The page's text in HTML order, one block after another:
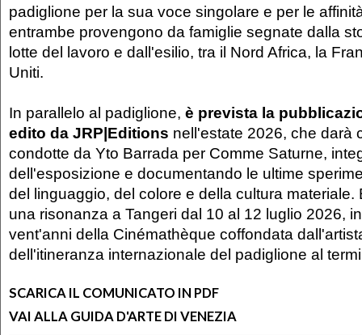
padiglione per la sua voce singolare e per le
entrambe provengono da famiglie segnate dalla
lotte del lavoro e dall'esilio, tra il Nord Africa, la
Uniti.
In parallelo al padiglione, è prevista la
edito da JRP|Editions nell'estate 2026, che darà
condotte da Yto Barrada per Comme Saturne,
dell'esposizione e documentando le ultime
del linguaggio, del colore e della cultura materiale.
una risonanza a Tangeri dal 10 al 12 luglio 2026,
vent'anni della Cinémathèque coffondata
dell'itineranza internazionale del padiglione al
SCARICA IL COMUNICATO IN PDF
VAI ALLA GUIDA D'ARTE DI VENEZIA